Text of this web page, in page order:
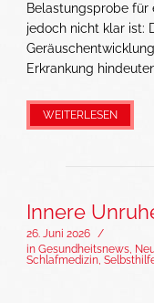
Belastungsprobe für
jedoch nicht klar ist:
Erkrankung
WEITERLESEN
Innere
26. Juni 2026 /
in Gesundheitsnews,
Schlafmedizin,